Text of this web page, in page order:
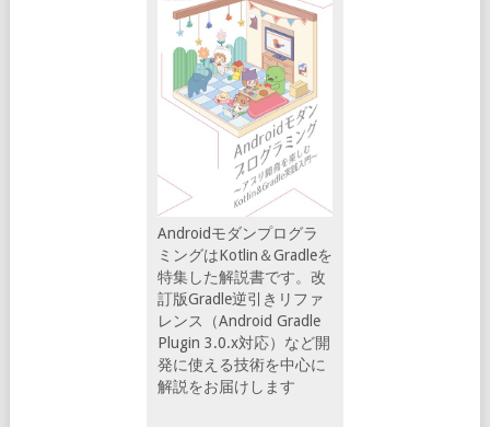
Androidモダンプログラ
ミングはKotlin＆Gradleを
特集した解説書です。改
訂版Gradle逆引きリファ
レンス（Android Gradle
Plugin 3.0.x対応）など開
発に使える技術を中心に
解説をお届けします